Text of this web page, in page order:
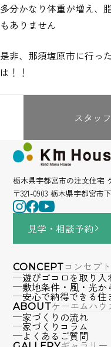
多分かなり体重が増え、
もありません
是非、那須塩原市に行っ
は！！
スタッ
栃木県宇都宮市の注文住宅
〒321-0903 栃木県宇都宮市
見学・相談予約
CONCEPTコンセプト
遊びゴコロを取り入
敷地条件・風・光か
安心で納得できる住
ABOUTケーエムハウ
家づくりの流れ
家づくりコラム
よくあるご質問